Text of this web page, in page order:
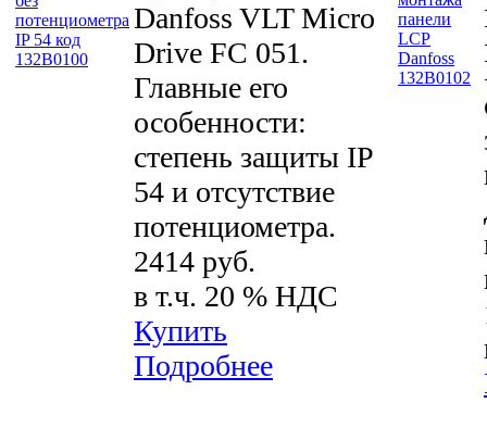
Danfoss VLT Micro
Drive FC 051.
Главные его
особенности:
степень защиты IP
54 и отсутствие
потенциометра.
2414 руб.
в т.ч. 20 % НДС
Купить
Подробнее